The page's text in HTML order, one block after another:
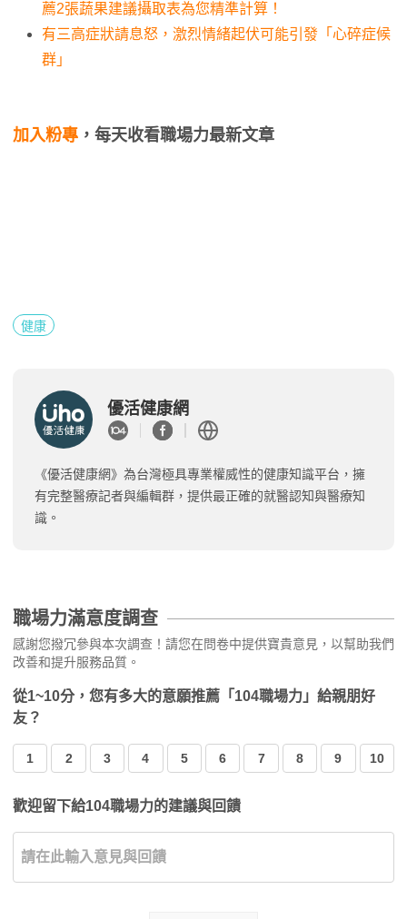
薦2張蔬果建議攝取表為您精準計算！
有三高症狀請息怒，激烈情緒起伏可能引發「心碎症候
群」
加入粉專 ，每天收看職場力最新文章
健康
優活健康網
《優活健康網》為台灣極具專業權威性的健康知識平台，擁
有完整醫療記者與編輯群，提供最正確的就醫認知與醫療知
識。
職場力滿意度調查
感謝您撥冗參與本次調查！請您在問卷中提供寶貴意見，以幫助我們
改善和提升服務品質。
從1~10分，您有多大的意願推薦「104職場力」給親朋好
友？
1 2 3 4 5 6 7 8 9 10
歡迎留下給104職場力的建議與回饋